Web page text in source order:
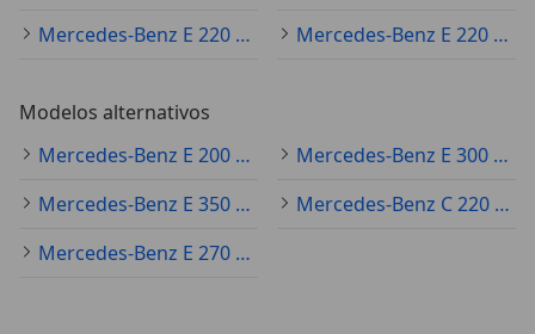
Mercedes-Benz E 220 2024
Mercedes-Benz E 220 2014
Modelos alternativos
Mercedes-Benz E 200 Ocasión
Mercedes-Benz E 300 Ocasión
Mercedes-Benz E 350 Ocasión
Mercedes-Benz C 220 Ocasión
Mercedes-Benz E 270 Ocasión